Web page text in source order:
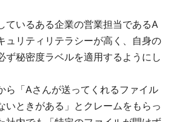
ているある企業の営業担当であるA
ュリティリテラシーが高く、自身の
ず秘密度ラベルを適用するようにし
ら「Aさんが送ってくれるファイル
いときがある」とクレームをもらっ